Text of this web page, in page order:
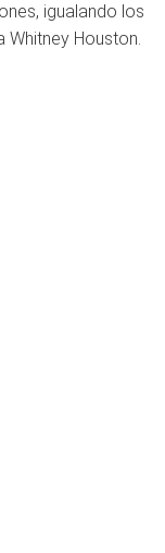
igualando los
Whitney Houston.